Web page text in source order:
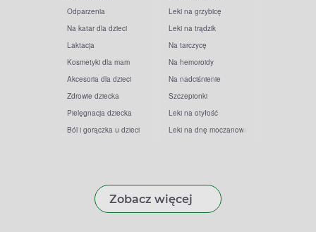
Odparzenia
Na katar dla dzieci
Laktacja
Kosmetyki dla mam
Akcesoria dla dzieci
Zdrowie dziecka
Pielęgnacja dziecka
Ból i gorączka u dzieci
Leki na grzybicę
Leki na trądzik
Na tarczycę
Na hemoroidy
Na nadciśnienie
Szczepionki
Leki na otyłość
Leki na dnę moczanową
Zobacz więcej